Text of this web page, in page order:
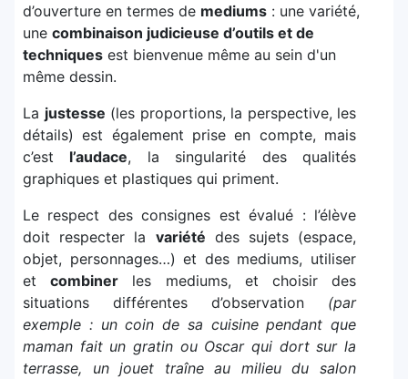
d’ouverture en termes de mediums : une variété,
une combinaison judicieuse d’outils et de
techniques est bienvenue même au sein d'un
même dessin.
La justesse (les proportions, la perspective, les
détails) est également prise en compte, mais
c’est l’audace, la singularité des qualités
graphiques et plastiques qui priment.
Le respect des consignes est évalué : l’élève
doit respecter la variété des sujets (espace,
objet, personnages…) et des mediums, utiliser
etcombiner les mediums, et choisir des
situations différentes d’observation (par
exemple : un coin de sa cuisine pendant que
maman fait un gratin ou Oscar qui dort sur la
terrasse, un jouet traîne au milieu du salon